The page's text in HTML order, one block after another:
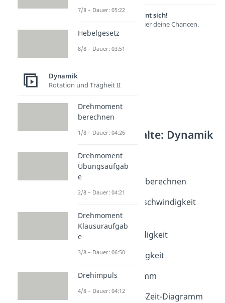
Lernen lohnt sich!
Entdecke hier deine Chancen.
Weitere Inhalte: Dynamik
Geschwindigkeit
Dauer: 03:12
Geschwindigkeit berechnen
Dauer: 03:49
Durchschnittsgeschwindigkeit
berechnen
Dauer: 03:35
Winkelgeschwindigkeit
Schallgeschwindigkeit
Weg-Zeit-Diagramm
Geschwindigkeit-Zeit-Diagramm
7/8 – Dauer: 05:22
Hebelgesetz
8/8 – Dauer: 03:51
Dynamik
Rotation und Trägheit II
Drehmoment
berechnen
1/8 – Dauer: 04:26
Drehmoment
Übungsaufgab
e
2/8 – Dauer: 04:21
Drehmoment
Klausuraufgab
e
3/8 – Dauer: 06:50
Drehimpuls
4/8 – Dauer: 04:12